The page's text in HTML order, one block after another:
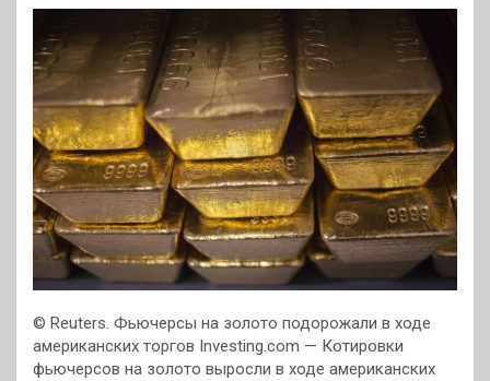
© Reuters. Фьючерсы на золото подорожали в ходе
американских торгов Investing.com — Котировки
фьючерсов на золото выросли в ходе американских